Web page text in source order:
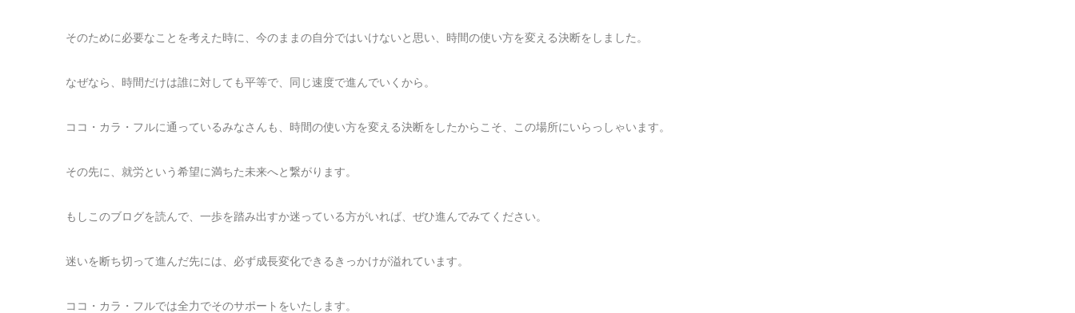
そのために必要なことを考えた時に、今のままの自分ではいけないと思い、時間の使い方を変える決断をしました。
なぜなら、時間だけは誰に対しても平等で、同じ速度で進んでいくから。
ココ・カラ・フルに通っているみなさんも、時間の使い方を変える決断をしたからこそ、この場所にいらっしゃいます。
その先に、就労という希望に満ちた未来へと繋がります。
もしこのブログを読んで、一歩を踏み出すか迷っている方がいれば、ぜひ進んでみてください。
迷いを断ち切って進んだ先には、必ず成長変化できるきっかけが溢れています。
ココ・カラ・フルでは全力でそのサポートをいたします。